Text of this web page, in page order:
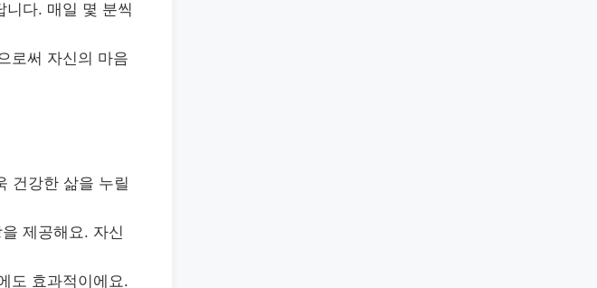
니다. 매일 몇 분씩
로써 자신의 마음
건강한 삶을 누릴
제공해요. 자신
도 효과적이에요.